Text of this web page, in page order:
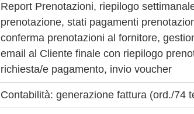
Report Prenotazioni, riepilogo
prenotazione, stati pagamenti
conferma prenotazioni al fornitore,
email al Cliente finale con riepilogo
richiesta/e pagamento, invio voucher
Contabilità: generazione fattura (ord./74